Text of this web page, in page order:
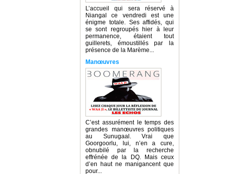
L’accueil qui sera réservé à
Niangal ce vendredi est une
énigme totale. Ses affidés, qui
se sont regroupés hier à leur
permanence, étaient tout
guillerets, émoustillés par la
présence de la Marème...
Manœuvres
C’est assurément le temps des
grandes manœuvres politiques
au Sunugaal. Vrai que
Goorgoorlu, lui, n’en a cure,
obnubilé par la recherche
effrénée de la DQ. Mais ceux
d’en haut ne manigancent que
pour...